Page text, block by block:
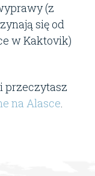
(z
się od
w Kaktovik)
przeczytasz
na Alasce.